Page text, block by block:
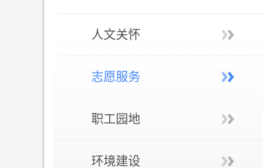
人文关怀
志愿服务
职工园地
环境建设